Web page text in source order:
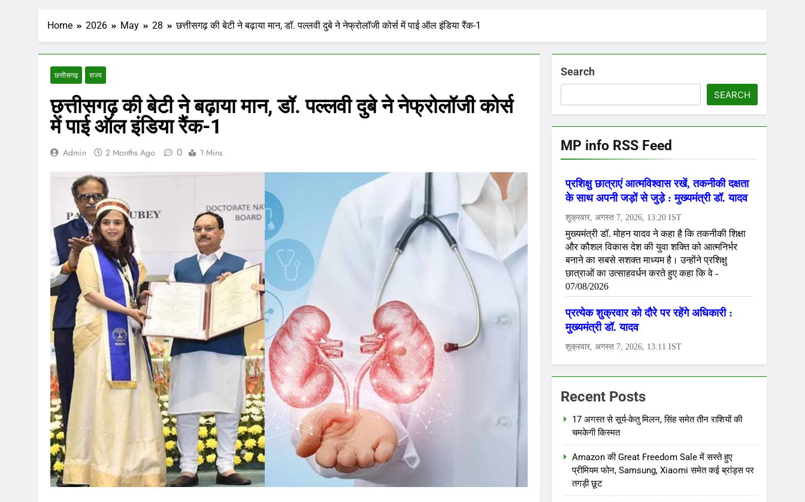
Home 2026 May 28 छत्तीसगढ़ की बेटी ने बढ़ाया मान, डॉ. पल्लवी दुबे ने नेफ्रोलॉजी कोर्स में पाई ऑल इंडिया रैंक-1
छत्तीसगढ़ राज्य
छत्तीसगढ़ की बेटी ने बढ़ाया मान, डॉ. पल्लवी दुबे ने नेफ्रोलॉजी कोर्स
में पाई ऑल इंडिया रैंक-1
Admin 2 Months Ago 0 1 Mins
Search
SEARCH
MP info RSS Feed
Recent Posts
17 अगस्त से सूर्य-केतु मिलन, सिंह समेत तीन राशियों की
चमकेगी किस्मत
Amazon की Great Freedom Sale में सस्ते हुए
प्रीमियम फोन, Samsung, Xiaomi समेत कई ब्रांड्स पर
तगड़ी छूट